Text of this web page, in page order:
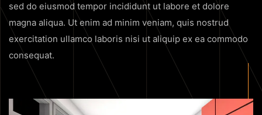
sed do eiusmod tempor incididunt ut labore et dolore
magna aliqua. Ut enim ad minim veniam, quis nostrud
exercitation ullamco laboris nisi ut aliquip ex ea commodo
consequat.